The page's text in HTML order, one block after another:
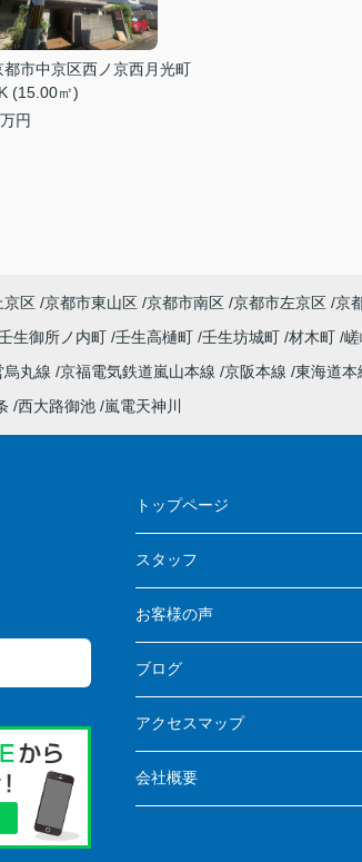
都市中京区西ノ京西月光町
(15.00㎡)
万円
京区 京都市東山区 京都市南区 京都市左京区 京
生御所ノ内町 壬生高樋町 壬生坊城町 材木町
烏丸線 京福電気鉄道嵐山本線 京阪本線 東海道
西大路御池 嵐電天神川
トップページ
スタッフ
お客様の声
ブログ
アクセスマップ
会社概要